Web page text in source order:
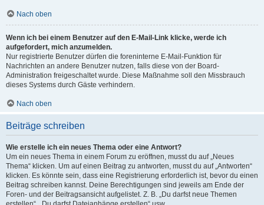
Nach oben
Wenn ich bei einem Benutzer auf den E-Mail-Link klicke, werde ich
aufgefordert, mich anzumelden.
Nur registrierte Benutzer dürfen die foreninterne E-Mail-Funktion für
Nachrichten an andere Benutzer nutzen, falls diese von der Board-
Administration freigeschaltet wurde. Diese Maßnahme soll den Missbrauch
dieses Systems durch Gäste verhindern.
Nach oben
Beiträge schreiben
Wie erstelle ich ein neues Thema oder eine Antwort?
Um ein neues Thema in einem Forum zu eröffnen, musst du auf „Neues
Thema“ klicken. Um auf einen Beitrag zu antworten, musst du auf „Antworten“
klicken. Es könnte sein, dass eine Registrierung erforderlich ist, bevor du einen
Beitrag schreiben kannst. Deine Berechtigungen sind jeweils am Ende der
Foren- und der Beitragsansicht aufgelistet. Z. B. „Du darfst neue Themen